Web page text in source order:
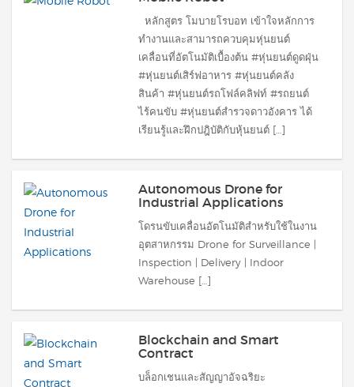
หลักสูตร โมบายโรบอท เข้าใจหลักการ
ทำงานและสามารถควบคุมหุ่นยนต์
เคลื่อนที่อัตโนมัติเบื้องต้น #หุ่นยนต์ดูดฝุ่น
#หุ่นยนต์เสิร์ฟอาหาร #หุ่นยนต์คลัง
สินค้า #หุ่นยนต์รถโฟล์คลิฟท์ #รถยนต์
ไร้คนขับ #หุ่นยนต์สำรวจดาวอังคาร ได้
เรียนรู้และฝึกปฎิบัติกับหุ้นยนต์ […]
Autonomous Drone for
Industrial Applications
โดรนขับเคลื่อนอัตโนมัติสำหรับใช้ในงาน
อุตสาหกรรม Drone for Surveillance |
Inspection | Delivery | Indoor
Warehouse […]
Blockchain and Smart
Contract
บล็อกเชนและสัญญาอัจฉริยะ